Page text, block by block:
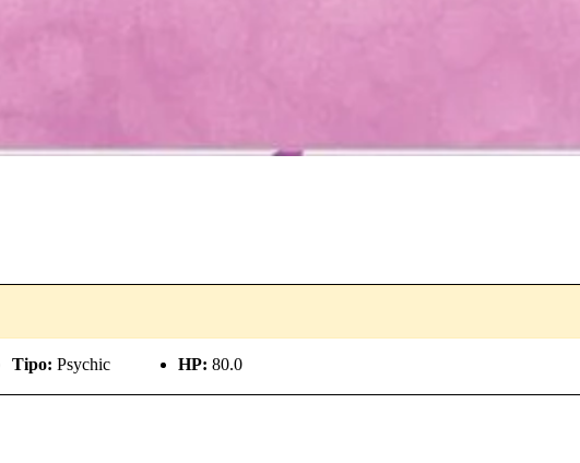
Tipo: Psychic HP: 80.0